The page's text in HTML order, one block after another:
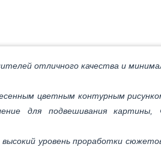
отличного качества и
цветным контурным
для подвешивания картины,
уровень проработки